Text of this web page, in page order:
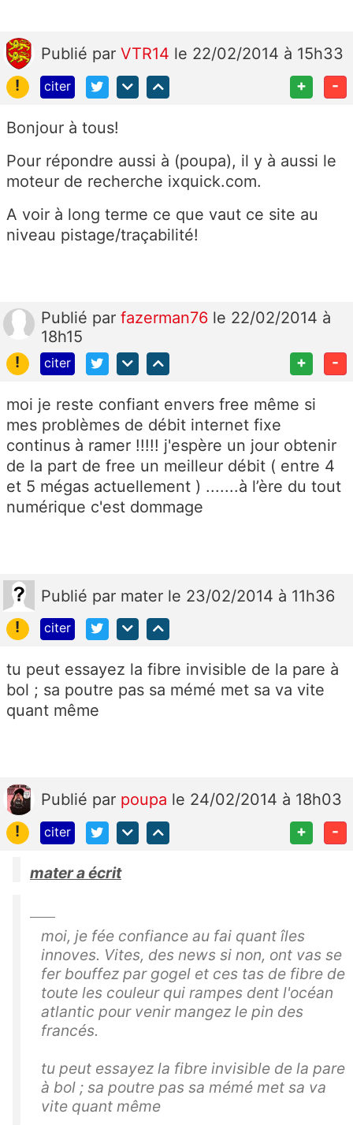
Publié par VTR14 le 22/02/2014 à 15h33
!
citer + -
Bonjour à tous!
Pour répondre aussi à (poupa), il y à aussi le
moteur de recherche ixquick.com.
A voir à long terme ce que vaut ce site au
niveau pistage/traçabilité!
Publié par fazerman76 le 22/02/2014 à
18h15
!
citer + -
moi je reste confiant envers free même si
mes problèmes de débit internet fixe
continus à ramer !!!!! j'espère un jour obtenir
de la part de free un meilleur débit ( entre 4
et 5 mégas actuellement ) .......à l’ère du tout
numérique c'est dommage
Publié par mater le 23/02/2014 à 11h36
!
citer
tu peut essayez la fibre invisible de la pare à
bol ; sa poutre pas sa mémé met sa va vite
quant même
Publié par poupa le 24/02/2014 à 18h03
!
citer + -
mater a écrit
moi, je fée confiance au fai quant îles
innoves. Vites, des news si non, ont vas se
fer bouffez par gogel et ces tas de fibre de
toute les couleur qui rampes dent l'océan
atlantic pour venir mangez le pin des
francés.
tu peut essayez la fibre invisible de la pare
à bol ; sa poutre pas sa mémé met sa va
vite quant même